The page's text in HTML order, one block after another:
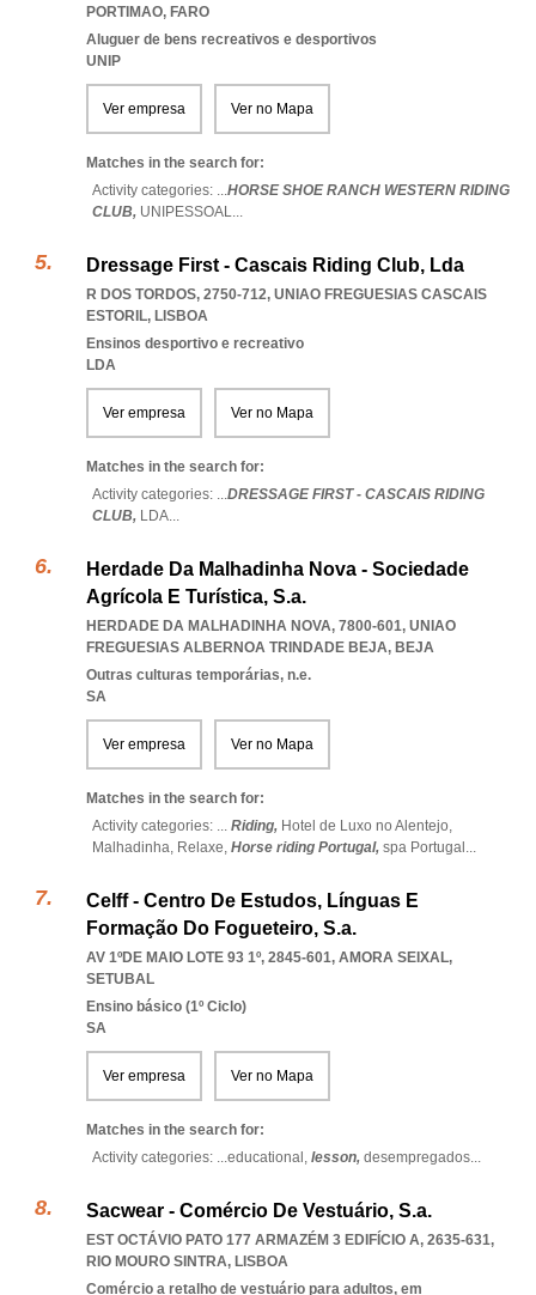
PORTIMAO, FARO
Aluguer de bens recreativos e desportivos
UNIP
Ver empresa Ver no Mapa
Matches in the search for:
Activity categories: ...HORSE SHOE RANCH WESTERN RIDING
CLUB, UNIPESSOAL...
Dressage First - Cascais Riding Club, Lda
R DOS TORDOS, 2750-712, UNIAO FREGUESIAS CASCAIS
ESTORIL, LISBOA
Ensinos desportivo e recreativo
LDA
Ver empresa Ver no Mapa
Matches in the search for:
Activity categories: ...DRESSAGE FIRST - CASCAIS RIDING
CLUB, LDA...
Herdade Da Malhadinha Nova - Sociedade
Agrícola E Turística, S.a.
HERDADE DA MALHADINHA NOVA, 7800-601, UNIAO
FREGUESIAS ALBERNOA TRINDADE BEJA, BEJA
Outras culturas temporárias, n.e.
SA
Ver empresa Ver no Mapa
Matches in the search for:
Activity categories: ... Riding, Hotel de Luxo no Alentejo,
Malhadinha, Relaxe, Horse riding Portugal, spa Portugal ...
Celff - Centro De Estudos, Línguas E
Formação Do Fogueteiro, S.a.
AV 1ºDE MAIO LOTE 93 1º, 2845-601, AMORA SEIXAL,
SETUBAL
Ensino básico (1º Ciclo)
SA
Ver empresa Ver no Mapa
Matches in the search for:
Activity categories: ...educational, lesson, desempregados...
Sacwear - Comércio De Vestuário, S.a.
EST OCTÁVIO PATO 177 ARMAZÉM 3 EDIFÍCIO A, 2635-631,
RIO MOURO SINTRA, LISBOA
Comércio a retalho de vestuário para adultos, em